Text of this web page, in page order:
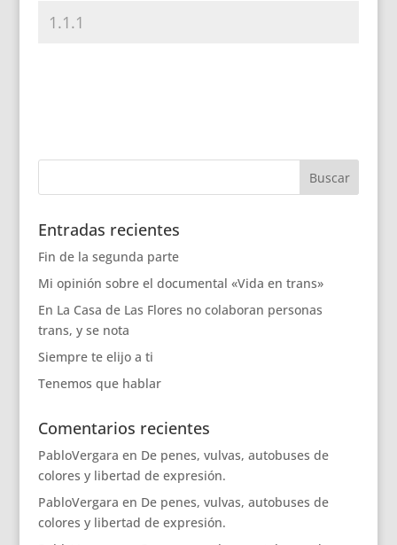
Entradas recientes
Fin de la segunda parte
Mi opinión sobre el documental «Vida en trans»
En La Casa de Las Flores no colaboran personas
trans, y se nota
Siempre te elijo a ti
Tenemos que hablar
Comentarios recientes
PabloVergara en De penes, vulvas, autobuses de
colores y libertad de expresión.
PabloVergara en De penes, vulvas, autobuses de
colores y libertad de expresión.